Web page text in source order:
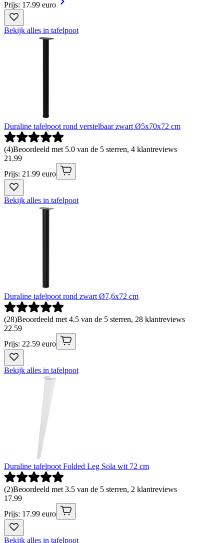
Prijs: 17.99 euro
Bekijk alles in tafelpoot
Duraline tafelpoot rond verstelbaar zwart Ø5x70x72 cm
(4)Beoordeeld met 5.0 van de 5 sterren, 4 klantreviews
21 .99
Prijs: 21.99 euro
Bekijk alles in tafelpoot
Duraline tafelpoot rond zwart Ø7,6x72 cm
(28)Beoordeeld met 4.5 van de 5 sterren, 28 klantreviews
22.59
Prijs: 22.59 euro
Bekijk alles in tafelpoot
Duraline tafelpoot Folded Leg Sola wit 72 cm
(2)Beoordeeld met 3.5 van de 5 sterren, 2 klantreviews
17.99
Prijs: 17.99 euro
Bekijk alles in tafelpoot